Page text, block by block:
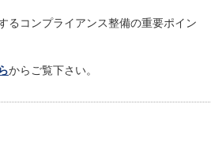
るコンプライアンス整備の重要ポイン
からご覧下さい。